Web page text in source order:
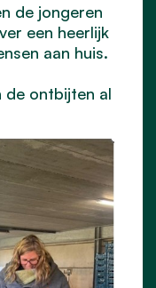
de jongeren
een heerlijk
aan huis.
de ontbijten al